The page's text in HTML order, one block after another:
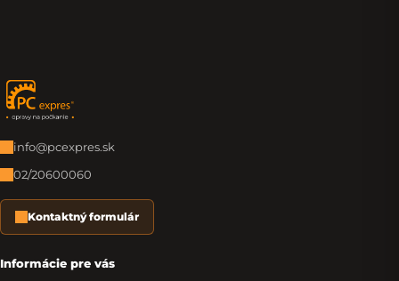
Zápätie
info@pcexpres.sk
02/20600060
Kontaktný formulár
Informácie pre vás